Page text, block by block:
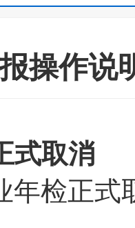
操作说
式取消
年检正